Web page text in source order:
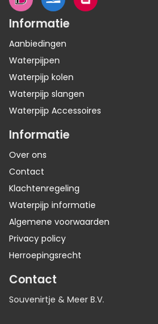
Informatie
Aanbiedingen
Waterpijpen
Waterpijp kolen
Waterpijp slangen
Waterpijp Accessoires
Informatie
Over ons
Contact
Klachtenregeling
Waterpijp informatie
Algemene voorwaarden
Privacy policy
Herroepingsrecht
Contact
Souvenirtje & Meer B.V.